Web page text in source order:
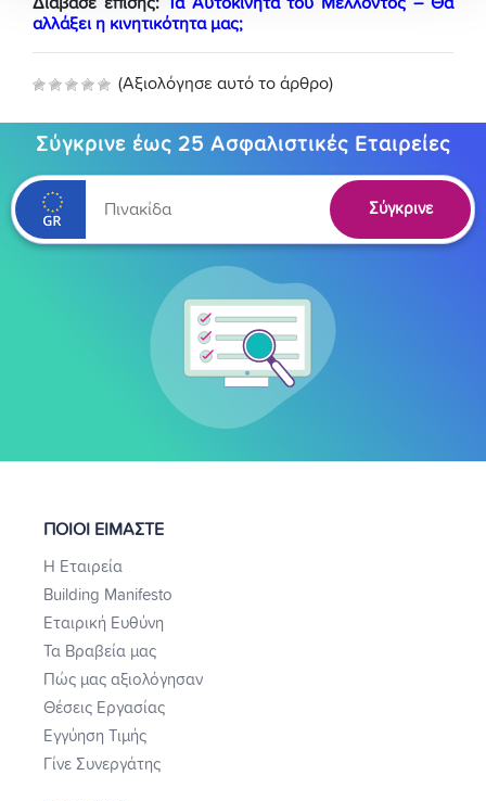
Διάβασε επίσης: Τα Αυτοκίνητα του Μέλλοντος – Θα
αλλάξει η κινητικότητα μας;
(Αξιολόγησε αυτό το άρθρο)
Σύγκρινε έως 25 Ασφαλιστικές Εταιρείες
Σύγκρινε
ΠΟΙΟΙ ΕΙΜΑΣΤΕ
Η Εταιρεία
Building Manifesto
Εταιρική Ευθύνη
Τα Βραβεία μας
Πώς μας αξιολόγησαν
Θέσεις Εργασίας
Εγγύηση Τιμής
Γίνε Συνεργάτης